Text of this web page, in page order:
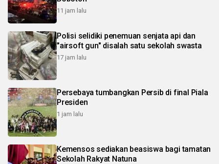
11 jam lalu
Polisi selidiki penemuan senjata api dan
"airsoft gun" disalah satu sekolah swasta
17 jam lalu
Persebaya tumbangkan Persib di final Piala
Presiden
1 jam lalu
Kemensos sediakan beasiswa bagi tamatan
Sekolah Rakyat Natuna